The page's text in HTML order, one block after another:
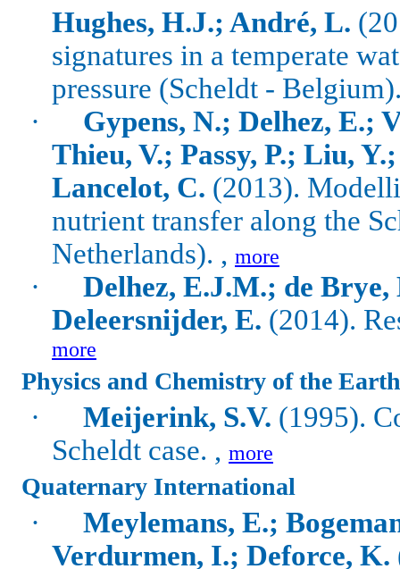
Hughes, H.J.; André, L.
signatures in a temperate
pressure (Scheldt -
·
Gypens, N.; Delhez, E.;
Thieu, V.; Passy, P.; Liu,
Lancelot, C. (2013).
nutrient transfer along the
Netherlands). , more
·
Delhez, E.J.M.; de
Deleersnijder, E. (2014).
more
Physics and Chemistry of the Earth
· Meijerink, S.V. (1995).
Scheldt case. , more
Quaternary International
·
Meylemans, E.;
Verdurmen, I.; Deforce, K.